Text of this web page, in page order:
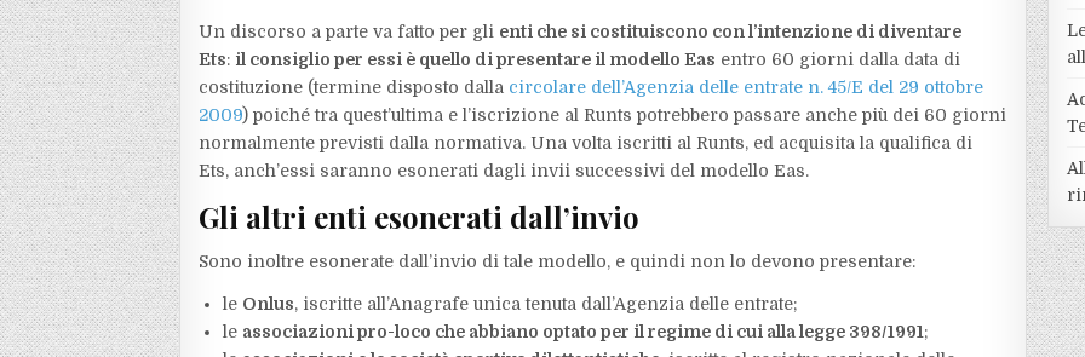
Un discorso a parte va fatto per gli enti che si costituiscono con l’intenzione di diventare
Ets: il consiglio per essi è quello di presentare il modello Eas entro 60 giorni dalla data di
costituzione (termine disposto dalla circolare dell’Agenzia delle entrate n. 45/E del 29 ottobre
2009) poiché tra quest’ultima e l’iscrizione al Runts potrebbero passare anche più dei 60 giorni
normalmente previsti dalla normativa. Una volta iscritti al Runts, ed acquisita la qualifica di
Ets, anch’essi saranno esonerati dagli invii successivi del modello Eas.
Gli altri enti esonerati dall’invio
Sono inoltre esonerate dall’invio di tale modello, e quindi non lo devono presentare:
le Onlus, iscritte all’Anagrafe unica tenuta dall’Agenzia delle entrate;
le associazioni pro-loco che abbiano optato per il regime di cui alla legge 398/1991;